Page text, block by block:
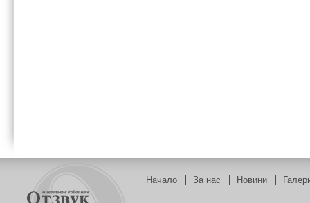
Начало За нас Новини